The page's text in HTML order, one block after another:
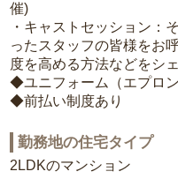
催)
・キャストセッション：
ったスタッフの皆様をお
度を高める方法などをシ
◆ユニフォーム（エプロ
◆前払い制度あり
勤務地の住宅タイプ
2LDKのマンション